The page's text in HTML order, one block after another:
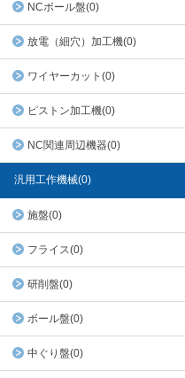
NCボール盤(0)
放電（細穴）加工機(0)
ワイヤーカット(0)
ピストン加工機(0)
NC関連周辺機器(0)
汎用工作機械(0)
施盤(0)
フライス(0)
研削盤(0)
ボール盤(0)
中ぐり盤(0)